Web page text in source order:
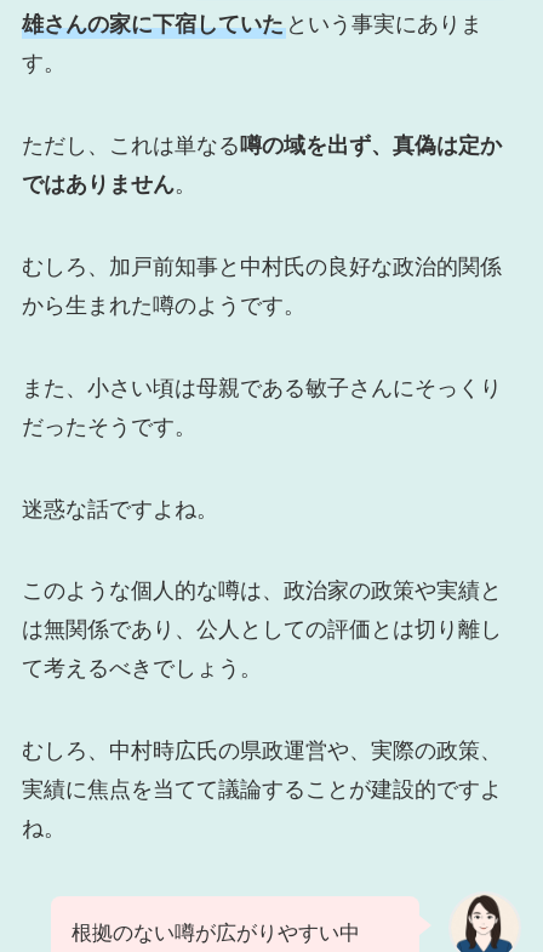
雄さんの家に下宿していたという事実にありま
す。
ただし、これは単なる噂の域を出ず、真偽は定か
ではありません。
むしろ、加戸前知事と中村氏の良好な政治的関係
から生まれた噂のようです。
また、小さい頃は母親である敏子さんにそっくり
だったそうです。
迷惑な話ですよね。
このような個人的な噂は、政治家の政策や実績と
は無関係であり、公人としての評価とは切り離し
て考えるべきでしょう。
むしろ、中村時広氏の県政運営や、実際の政策、
実績に焦点を当てて議論することが建設的ですよ
ね。
根拠のない噂が広がりやすい中